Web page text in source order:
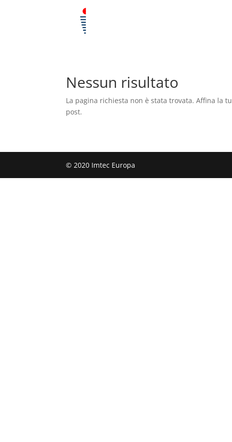
Nessun risultato
La pagina richiesta non è stata trovata. Affina la
post.
© 2020 Imtec Europa